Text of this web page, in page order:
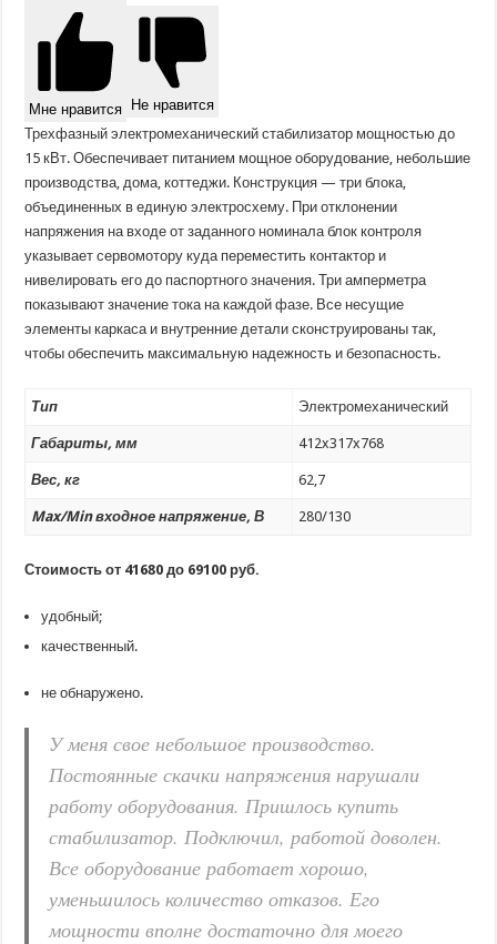
Мне нравится Не нравится
Трехфазный электромеханический стабилизатор мощностью до
15 кВт. Обеспечивает питанием мощное оборудование, небольшие
производства, дома, коттеджи. Конструкция — три блока,
объединенных в единую электросхему. При отклонении
напряжения на входе от заданного номинала блок контроля
указывает сервомотору куда переместить контактор и
нивелировать его до паспортного значения. Три амперметра
показывают значение тока на каждой фазе. Все несущие
элементы каркаса и внутренние детали сконструированы так,
чтобы обеспечить максимальную надежность и безопасность.
Тип Электромеханический
Габариты, мм 412x317x768
Вес, кг 62,7
Max/Min входное напряжение, В 280/130
Стоимость от 41680 до 69100 руб.
удобный;
качественный.
не обнаружено.
У меня свое небольшое производство.
Постоянные скачки напряжения нарушали
работу оборудования. Пришлось купить
стабилизатор. Подключил, работой доволен.
Все оборудование работает хорошо,
уменьшилось количество отказов. Его
мощности вполне достаточно для моего